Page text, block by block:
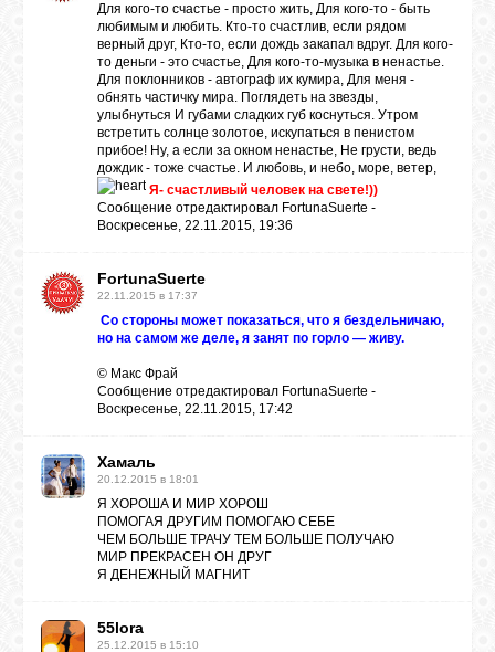
FACEBOOK
Для кого-то счастье - просто жить, Для кого-то - быть
любимым и любить. Кто-то счастлив, если рядом
верный друг, Кто-то, если дождь закапал вдруг. Для кого-
то деньги - это счастье, Для кого-то-музыка в ненастье.
Для поклонников - автограф их кумира, Для меня -
обнять частичку мира. Поглядеть на звезды,
улыбнуться И губами сладких губ коснуться. Утром
встретить солнце золотое, искупаться в пенистом
прибое! Ну, а если за окном ненастье, Не грусти, ведь
дождик - тоже счастье. И любовь, и небо, море, ветер,
Я- счастливый человек на свете!))
Сообщение отредактировал FortunaSuerte -
Воскресенье, 22.11.2015, 19:36
FortunaSuerte
22.11.2015 в 17:37
Со стороны может показаться, что я бездельничаю,
но на самом же деле, я занят по горло — живу.
© Макс Фрай
Сообщение отредактировал FortunaSuerte -
Воскресенье, 22.11.2015, 17:42
Хамаль
20.12.2015 в 18:01
Я ХОРОША И МИР ХОРОШ
ПОМОГАЯ ДРУГИМ ПОМОГАЮ СЕБЕ
ЧЕМ БОЛЬШЕ ТРАЧУ ТЕМ БОЛЬШЕ ПОЛУЧАЮ
МИР ПРЕКРАСЕН ОН ДРУГ
Я ДЕНЕЖНЫЙ МАГНИТ
55lora
25.12.2015 в 15:10